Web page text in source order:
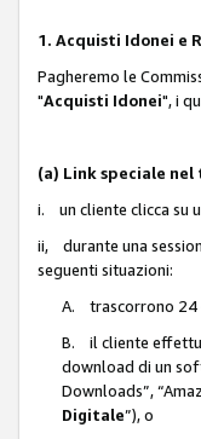
1. Acquisti Idonei e
Pagheremo le
"Acquisti Idonei", i
(a) Link speciale nel
i. un cliente clicca su
ii, durante una
seguenti situazioni:
A. trascorrono 24
B. il cliente
download di un
Downloads”,
Digitale”), o